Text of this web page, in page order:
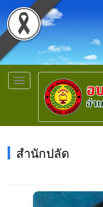
Toggle
navigation
สำนักปลัด